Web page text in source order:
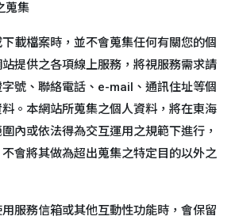
蒐集
載檔案時，並不會蒐集任何有關您的個
提供之各項線上服務，將視服務需求請
號、聯絡電話、e-mail、通訊住址等個
。本網站所蒐集之個人資料，將在東海
內或依法得為交互運用之規範下進行，
會將其做為超出蒐集之特定目的以外之
服務信箱或其他互動性功能時，會保留